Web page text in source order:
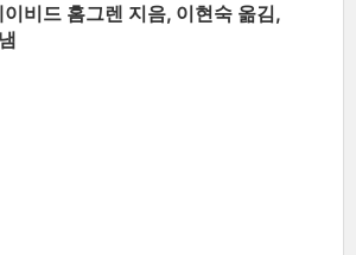
비드 홈그렌 지음, 이현숙 옮김,